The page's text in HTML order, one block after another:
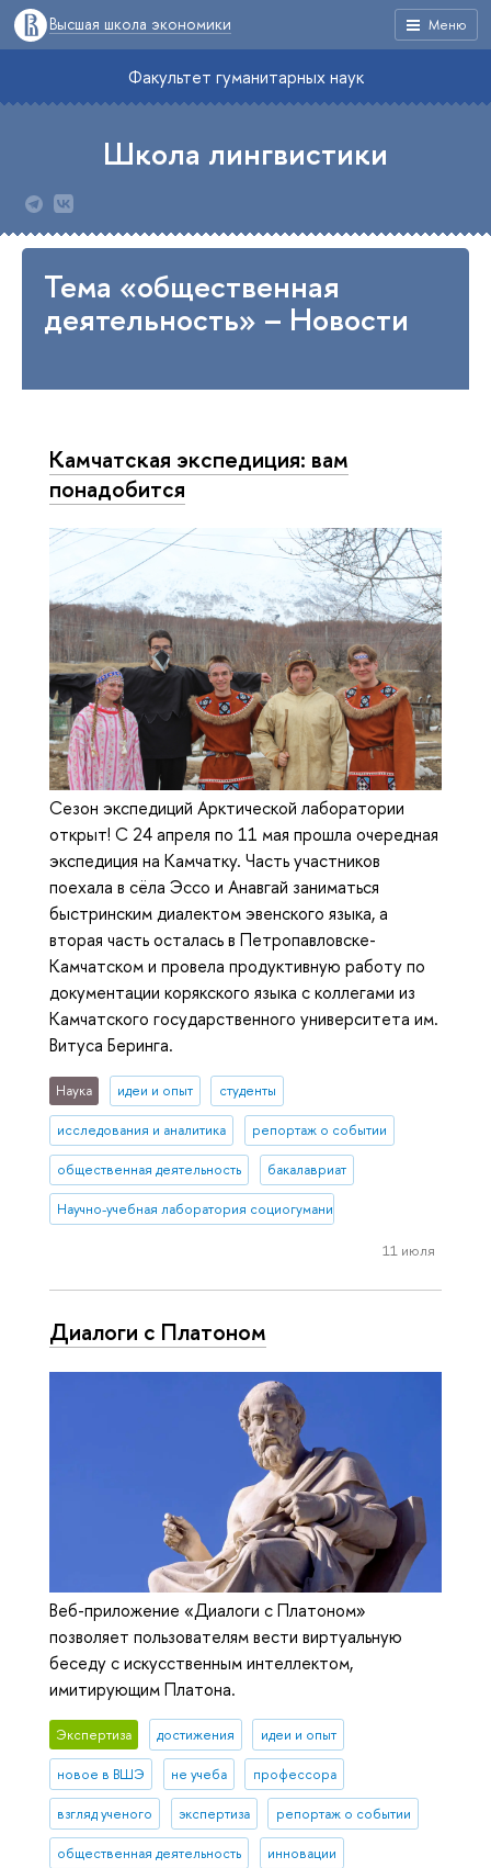
Меню
Высшая школа экономики
Факультет гуманитарных наук
Школа лингвистики
Тема «общественная
деятельность» – Новости
Камчатская экспедиция: вам
понадобится
Сезон экспедиций Арктической лаборатории
открыт! С 24 апреля по 11 мая прошла очередная
экспедиция на Камчатку. Часть участников
поехала в сёла Эссо и Анавгай заниматься
быстринским диалектом эвенского языка, а
вторая часть осталась в Петропавловске-
Камчатском и провела продуктивную работу по
документации корякского языка с коллегами из
Камчатского государственного университета им.
Витуса Беринга.
Наука идеи и опыт студенты
исследования и аналитика репортаж о событии
общественная деятельность бакалавриат
Научно-учебная лаборатория социогуманитарных исследований
11 июля
Диалоги с Платоном
Веб-приложение «Диалоги с Платоном»
позволяет пользователям вести виртуальную
беседу с искусственным интеллектом,
имитирующим Платона.
Экспертиза достижения идеи и опыт
новое в ВШЭ не учеба профессора
взгляд ученого экспертиза репортаж о событии
общественная деятельность инновации